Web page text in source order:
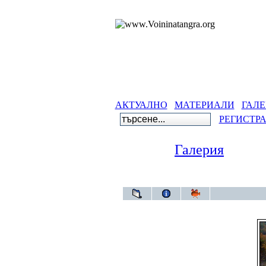
АКТУАЛНО МАТЕРИАЛИ
Галерия